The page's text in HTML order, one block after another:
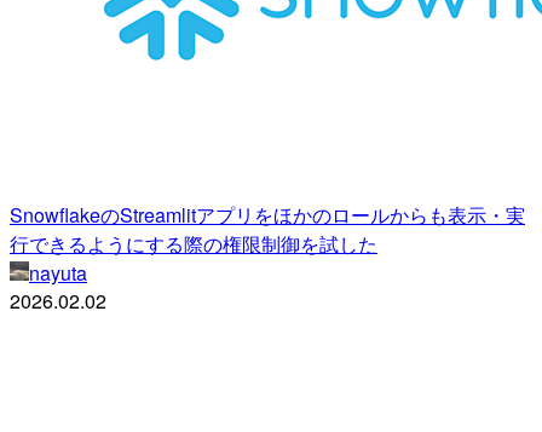
SnowflakeのStreamlitアプリをほかのロールからも表示・実
行できるようにする際の権限制御を試した
nayuta
2026.02.02